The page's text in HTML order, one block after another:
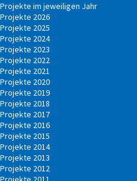
Projekte im jeweiligen Jahr
Projekte 2026
Projekte 2025
Projekte 2024
Projekte 2023
Projekte 2022
Projekte 2021
Projekte 2020
Projekte 2019
Projekte 2018
Projekte 2017
Projekte 2016
Projekte 2015
Projekte 2014
Projekte 2013
Projekte 2012